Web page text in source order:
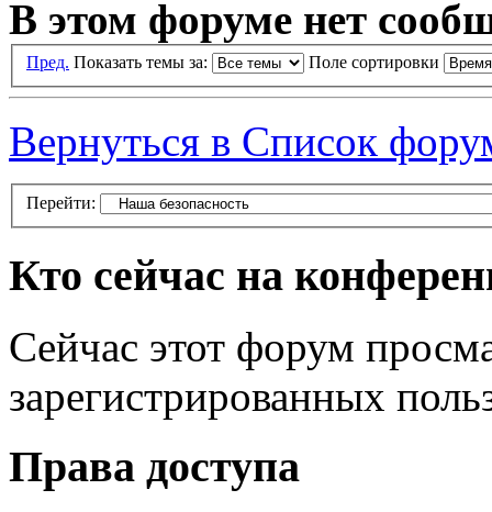
В этом форуме нет
Пред. Показать темы за: Поле сортировки
Вернуться в Список
Перейти:
Кто сейчас на
Сейчас этот форум
зарегистрированных
Права доступа